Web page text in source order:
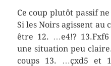
Ce coup plutôt passif
Si les Noirs agissent
être 12. …e4!? 13.Fxf6
une situation peu
coups 13. …çxd5 et